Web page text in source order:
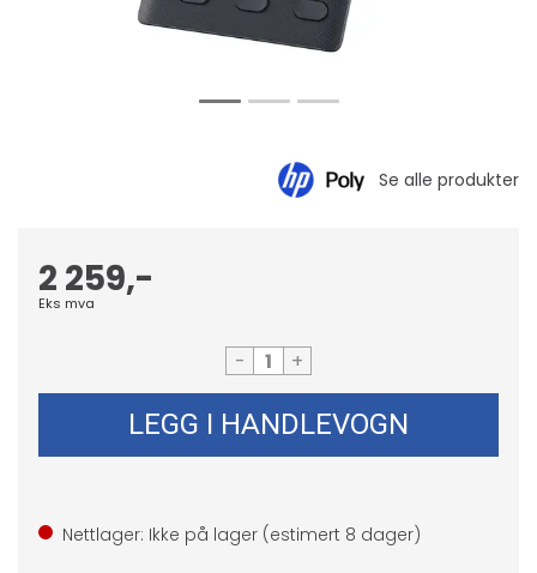
2 259,-
Eks mva
- +
LEGG I HANDLEVOGN
Nettlager: Ikke på lager (estimert 8 dager)